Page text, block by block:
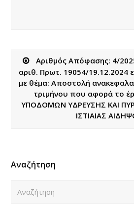
Αριθμός Απόφασης: 4/
αριθ. Πρωτ. 19054/19.12.2024
με θέμα: Αποστολή
τριμήνου που αφορά το
ΥΠΟΔΟΜΩΝ ΥΔΡΕΥΣΗΣ ΚΑΙ
ΙΣΤΙΑΙΑΣ
Αναζήτηση